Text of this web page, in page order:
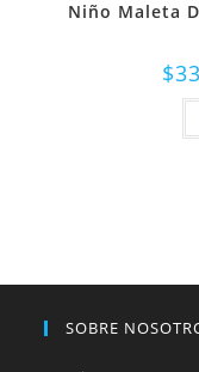
Niño Maleta
$
SOBRE